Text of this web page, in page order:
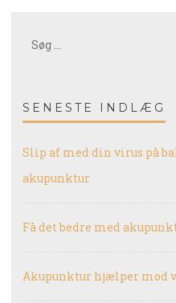
SENESTE INDLÆG
Slip af med din virus på
akupunktur
Få det bedre med
Akupunktur hjælper mod